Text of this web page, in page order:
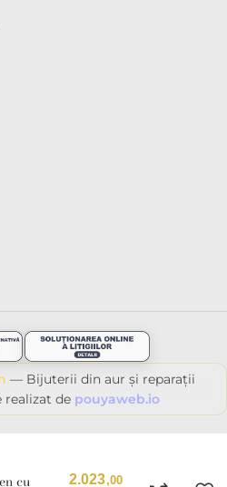
— Bijuterii din aur și reparații
realizat de pouyaweb.io
cu 2.023,00